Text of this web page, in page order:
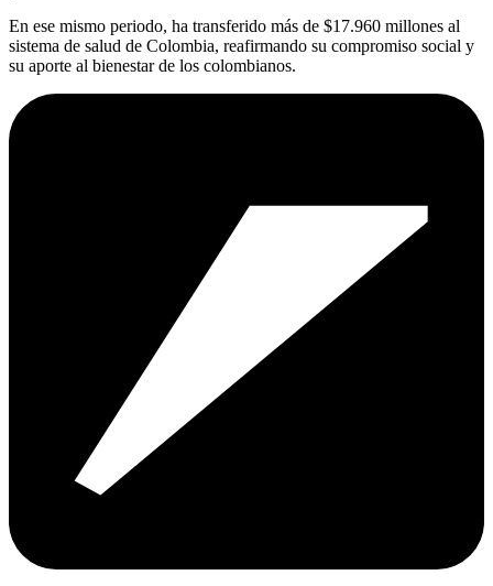
En ese mismo periodo, ha transferido más de $17.960 millones al
sistema de salud de Colombia, reafirmando su compromiso social y
su aporte al bienestar de los colombianos.